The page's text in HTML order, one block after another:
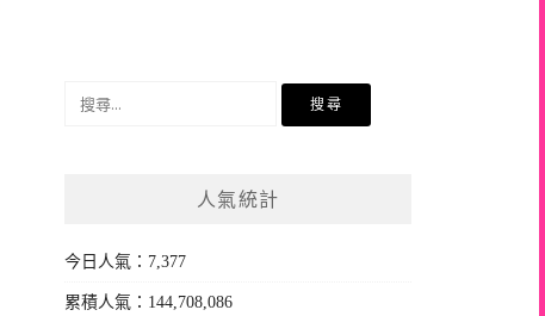
人氣統計
今日人氣：7,377
累積人氣：144,708,086